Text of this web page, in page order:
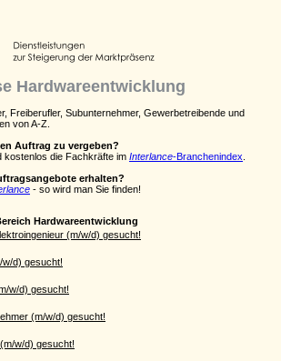
Hardwareentwicklung
Freiberufler, Subunternehmer, Gewerbetreibende und
von A-Z.
Auftrag zu vergeben?
kostenlos die Fachkräfte im Interlance-Branchenindex
erhalten?
- so wird man Sie finden!